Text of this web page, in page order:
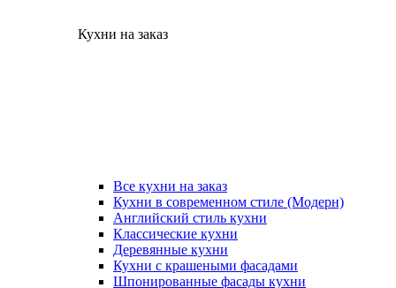
Кухни на заказ
Все кухни на заказ
Кухни в современном стиле (Модерн)
Английский стиль кухни
Классические кухни
Деревянные кухни
Кухни с крашеными фасадами
Шпонированные фасады кухни